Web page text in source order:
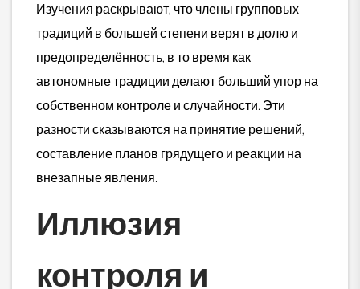
Изучения раскрывают, что члены групповых
традиций в большей степени верят в долю и
предопределённость, в то время как
автономные традиции делают больший упор на
собственном контроле и случайности. Эти
разности сказываются на принятие решений,
составление планов грядущего и реакции на
внезапные явления.
Иллюзия
контроля и